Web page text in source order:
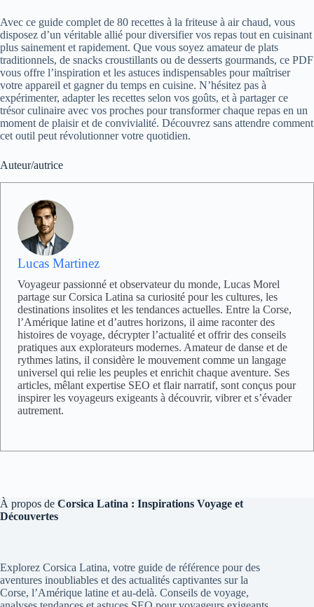
Avec ce guide complet de 80 recettes à la friteuse à air chaud, vous
disposez d’un véritable allié pour diversifier vos repas tout en cuisinant
plus sainement et rapidement. Que vous soyez amateur de plats
traditionnels, de snacks croustillants ou de desserts gourmands, ce PDF
vous offre l’inspiration et les astuces indispensables pour maîtriser
votre appareil et gagner du temps en cuisine. N’hésitez pas à
expérimenter, adapter les recettes selon vos goûts, et à partager ce
trésor culinaire avec vos proches pour transformer chaque repas en un
moment de plaisir et de convivialité. Découvrez sans attendre comment
cet outil peut révolutionner votre quotidien.
Auteur/autrice
Lucas Martinez
Voyageur passionné et observateur du monde, Lucas Morel
partage sur Corsica Latina sa curiosité pour les cultures, les
destinations insolites et les tendances actuelles. Entre la Corse,
l’Amérique latine et d’autres horizons, il aime raconter des
histoires de voyage, décrypter l’actualité et offrir des conseils
pratiques aux explorateurs modernes. Amateur de danse et de
rythmes latins, il considère le mouvement comme un langage
universel qui relie les peuples et enrichit chaque aventure. Ses
articles, mêlant expertise SEO et flair narratif, sont conçus pour
inspirer les voyageurs exigeants à découvrir, vibrer et s’évader
autrement.
À propos de Corsica Latina : Inspirations Voyage et
Découvertes
Explorez Corsica Latina, votre guide de référence pour des
aventures inoubliables et des actualités captivantes sur la
Corse, l’Amérique latine et au-delà. Conseils de voyage,